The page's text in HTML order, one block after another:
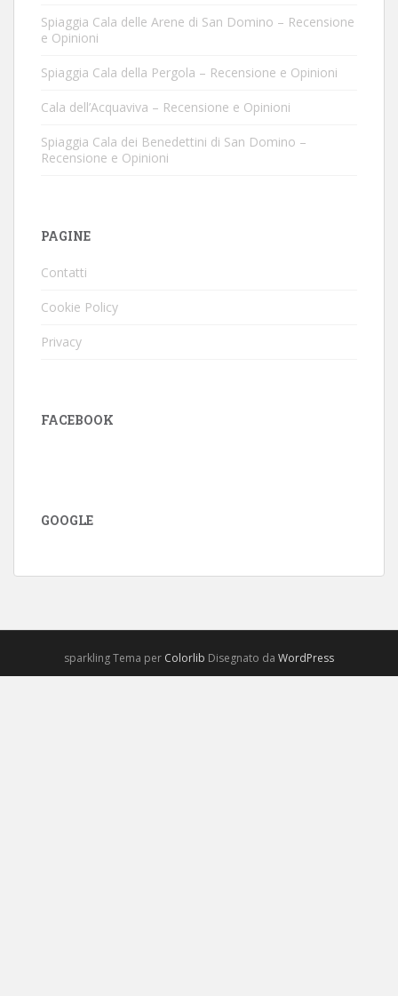
Spiaggia Cala delle Arene di San Domino – Recensione
e Opinioni
Spiaggia Cala della Pergola – Recensione e Opinioni
Cala dell’Acquaviva – Recensione e Opinioni
Spiaggia Cala dei Benedettini di San Domino –
Recensione e Opinioni
PAGINE
Contatti
Cookie Policy
Privacy
FACEBOOK
GOOGLE
sparkling Tema per Colorlib Disegnato da WordPress